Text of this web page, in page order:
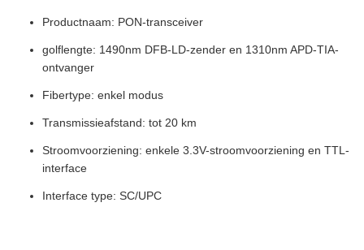
Productnaam: PON-transceiver
golflengte: 1490nm DFB-LD-zender en 1310nm APD-TIA-
ontvanger
Fibertype: enkel modus
Transmissieafstand: tot 20 km
Stroomvoorziening: enkele 3.3V-stroomvoorziening en TTL-
interface
Interface type: SC/UPC